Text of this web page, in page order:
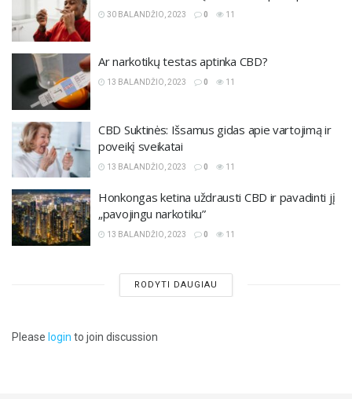
30 BALANDŽIO, 2023 0 11
Ar narkotikų testas aptinka CBD?
13 BALANDŽIO, 2023 0 11
CBD Suktinės: Išsamus gidas apie vartojimą ir
poveikį sveikatai
13 BALANDŽIO, 2023 0 11
Honkongas ketina uždrausti CBD ir pavadinti jį
„pavojingu narkotiku”
13 BALANDŽIO, 2023 0 11
RODYTI DAUGIAU
Please login to join discussion